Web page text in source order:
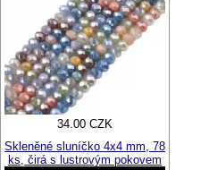
34.00 CZK
Skleněné sluníčko 4x4 mm, 78
ks, čirá s lustrovým pokovem